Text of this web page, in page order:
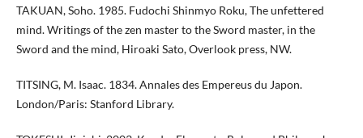
TAKUAN, Soho. 1985. Fudochi Shinmyo Roku, The unfettered
mind. Writings of the zen master to the Sword master, in the
Sword and the mind, Hiroaki Sato, Overlook press, NW.
TITSING, M. Isaac. 1834. Annales des Empereus du Japon.
London/Paris: Stanford Library.